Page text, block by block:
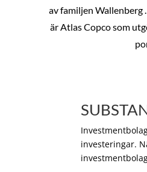
av familjen Wallenberg
är Atlas Copco som
investeringar.